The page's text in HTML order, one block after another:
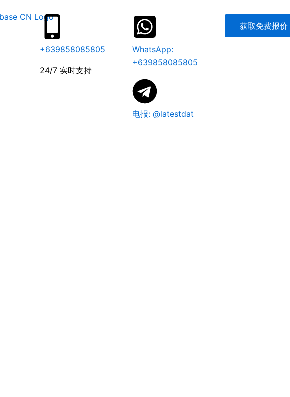
+639858085805
24/7 实时支持
WhatsApp:
+639858085805
电报: @latestdat
获取免费报价